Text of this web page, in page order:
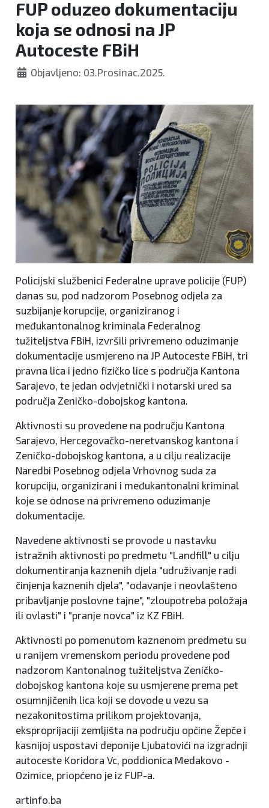
FUP oduzeo dokumentaciju
koja se odnosi na JP
Autoceste FBiH
Objavljeno: 03.Prosinac.2025.
Policijski službenici Federalne uprave policije (FUP)
danas su, pod nadzorom Posebnog odjela za
suzbijanje korupcije, organiziranog i
međukantonalnog kriminala Federalnog
tužiteljstva FBiH, izvršili privremeno oduzimanje
dokumentacije usmjereno na JP Autoceste FBiH, tri
pravna lica i jedno fizičko lice s područja Kantona
Sarajevo, te jedan odvjetnički i notarski ured sa
područja Zeničko-dobojskog kantona.
Aktivnosti su provedene na području Kantona
Sarajevo, Hercegovačko-neretvanskog kantona i
Zeničko-dobojskog kantona, a u cilju realizacije
Naredbi Posebnog odjela Vrhovnog suda za
korupciju, organizirani i međukantonalni kriminal
koje se odnose na privremeno oduzimanje
dokumentacije.
Navedene aktivnosti se provode u nastavku
istražnih aktivnosti po predmetu "Landfill" u cilju
dokumentiranja kaznenih djela "udruživanje radi
činjenja kaznenih djela", "odavanje i neovlašteno
pribavljanje poslovne tajne", "zloupotreba položaja
ili ovlasti" i "pranje novca" iz KZ FBiH.
Aktivnosti po pomenutom kaznenom predmetu su
u ranijem vremenskom periodu provedene pod
nadzorom Kantonalnog tužiteljstva Zeničko-
dobojskog kantona koje su usmjerene prema pet
osumnjičenih lica koji se dovode u vezu sa
nezakonitostima prilikom projektovanja,
eksproprijaciji zemljišta na području općine Žepče i
kasnijoj uspostavi deponije Ljubatovići na izgradnji
autoceste Koridora Vc, poddionica Medakovo -
Ozimice, priopćeno je iz FUP-a.
artinfo.ba